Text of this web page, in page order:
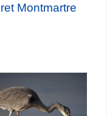
Montmartre